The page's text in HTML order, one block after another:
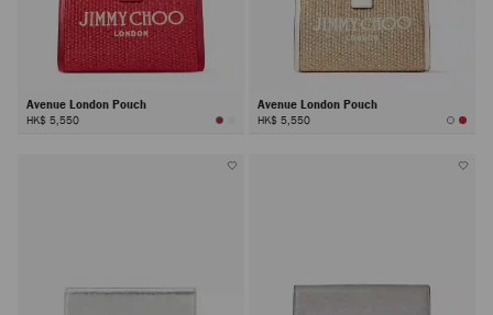
Avenue London Pouch
HK$ 5,550
Avenue London Pouch
HK$ 5,550